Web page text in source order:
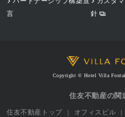
言
針
Copyright © Hotel Villa
住友不動産の関
住友不動産トップ オフィスビル